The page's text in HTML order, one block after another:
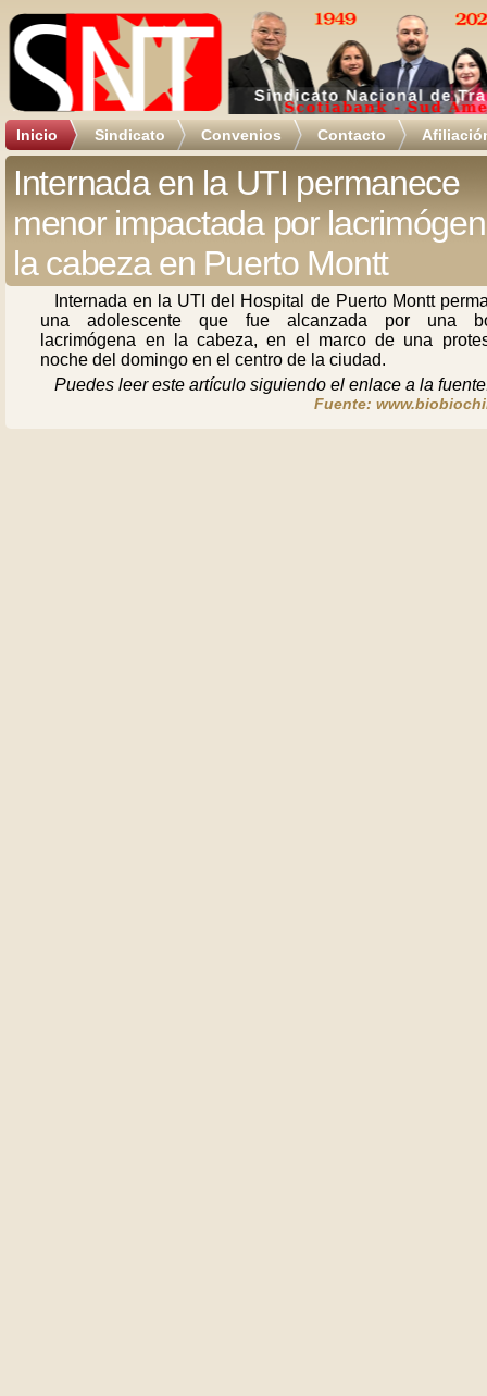
Inicio Sindicato Convenios Contacto
Internada en la UTI permanece
menor impactada por
la cabeza en Puerto Montt
Internada en la UTI del Hospital de Puerto Montt
una adolescente que fue alcanzada por una
lacrimógena en la cabeza, en el marco de una
noche del domingo en el centro de la ciudad.
Puedes leer este artículo siguiendo el enlace a la
Fuente: